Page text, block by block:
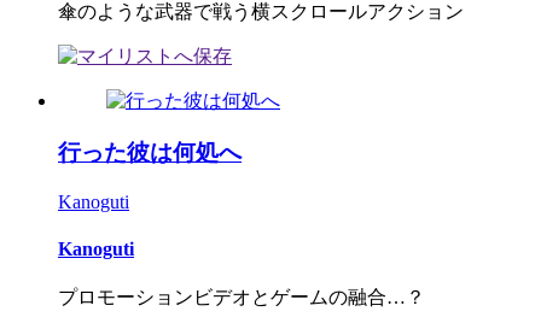
傘のような武器で戦う横スクロールアクション
行った彼は何処へ
Kanoguti
Kanoguti
プロモーションビデオとゲームの融合…？